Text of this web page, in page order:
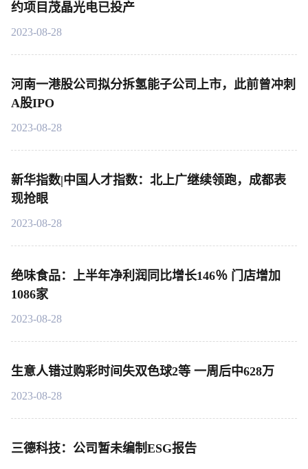
约项目茂晶光电已投产
2023-08-28
河南一港股公司拟分拆氢能子公司上市，此前曾冲刺
A股IPO
2023-08-28
新华指数|中国人才指数：北上广继续领跑，成都表
现抢眼
2023-08-28
绝味食品：上半年净利润同比增长146％ 门店增加
1086家
2023-08-28
生意人错过购彩时间失双色球2等 一周后中628万
2023-08-28
三德科技：公司暂未编制ESG报告